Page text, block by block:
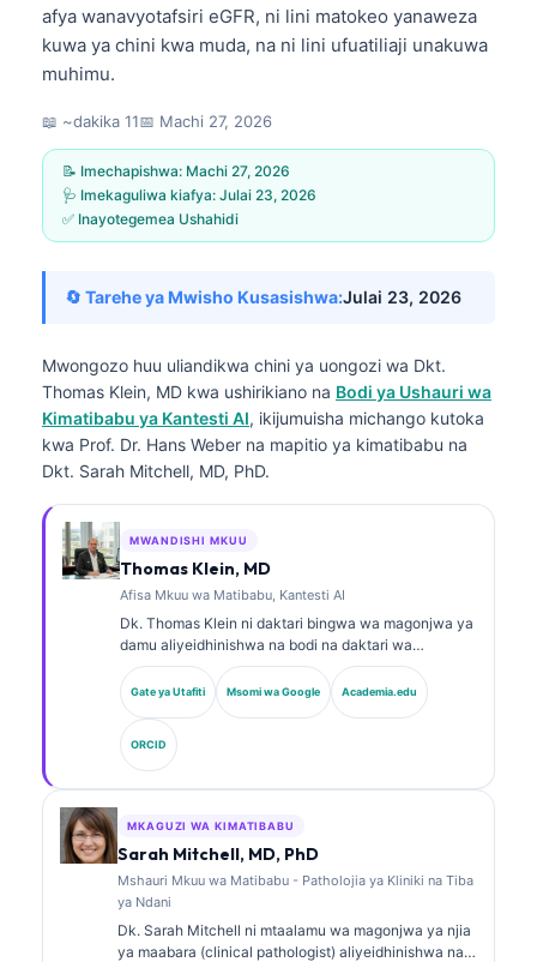
afya wanavyotafsiri eGFR, ni lini matokeo yanaweza
kuwa ya chini kwa muda, na ni lini ufuatiliaji unakuwa
muhimu.
📖 ~dakika 11📅 Machi 27, 2026
📝 Imechapishwa: Machi 27, 2026
🩺 Imekaguliwa kiafya: Julai 23, 2026
✅ Inayotegemea Ushahidi
🔄 Tarehe ya Mwisho Kusasishwa:Julai 23, 2026
Mwongozo huu uliandikwa chini ya uongozi wa Dkt.
Thomas Klein, MD kwa ushirikiano na Bodi ya Ushauri wa
Kimatibabu ya Kantesti AI, ikijumuisha michango kutoka
kwa Prof. Dr. Hans Weber na mapitio ya kimatibabu na
Dkt. Sarah Mitchell, MD, PhD.
MWANDISHI MKUU
Thomas Klein, MD
Afisa Mkuu wa Matibabu, Kantesti AI
Dk. Thomas Klein ni daktari bingwa wa magonjwa ya
damu aliyeidhinishwa na bodi na daktari wa
magonjwa ya ndani, mwenye zaidi ya miaka 15 ya
uzoefu katika dawa za maabara na uchambuzi wa
kimatibabu unaosaidiwa na AI. Kama Afisa Mkuu wa
Tiba katika Kantesti AI, anatoa usimamizi wa
kimatibabu wa usahihi wa matibabu wa mtandao wa
neva wa kipekee. Dk. Klein amechapisha kwa wingi
kuhusu tafsiri ya viashirio vya kibayolojia na
Gate ya Utafiti Msomi wa Google Academia.edu
ORCID
MKAGUZI WA KIMATIBABU
Sarah Mitchell, MD, PhD
Mshauri Mkuu wa Matibabu - Patholojia ya Kliniki na Tiba
ya Ndani
Dk. Sarah Mitchell ni mtaalamu wa magonjwa ya njia
ya maabara (clinical pathologist) aliyeidhinishwa na